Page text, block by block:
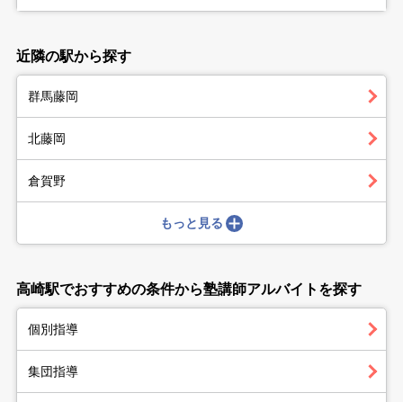
近隣の駅から探す
群馬藤岡
北藤岡
倉賀野
もっと見る
高崎駅でおすすめの条件から塾講師アルバイトを探す
個別指導
集団指導